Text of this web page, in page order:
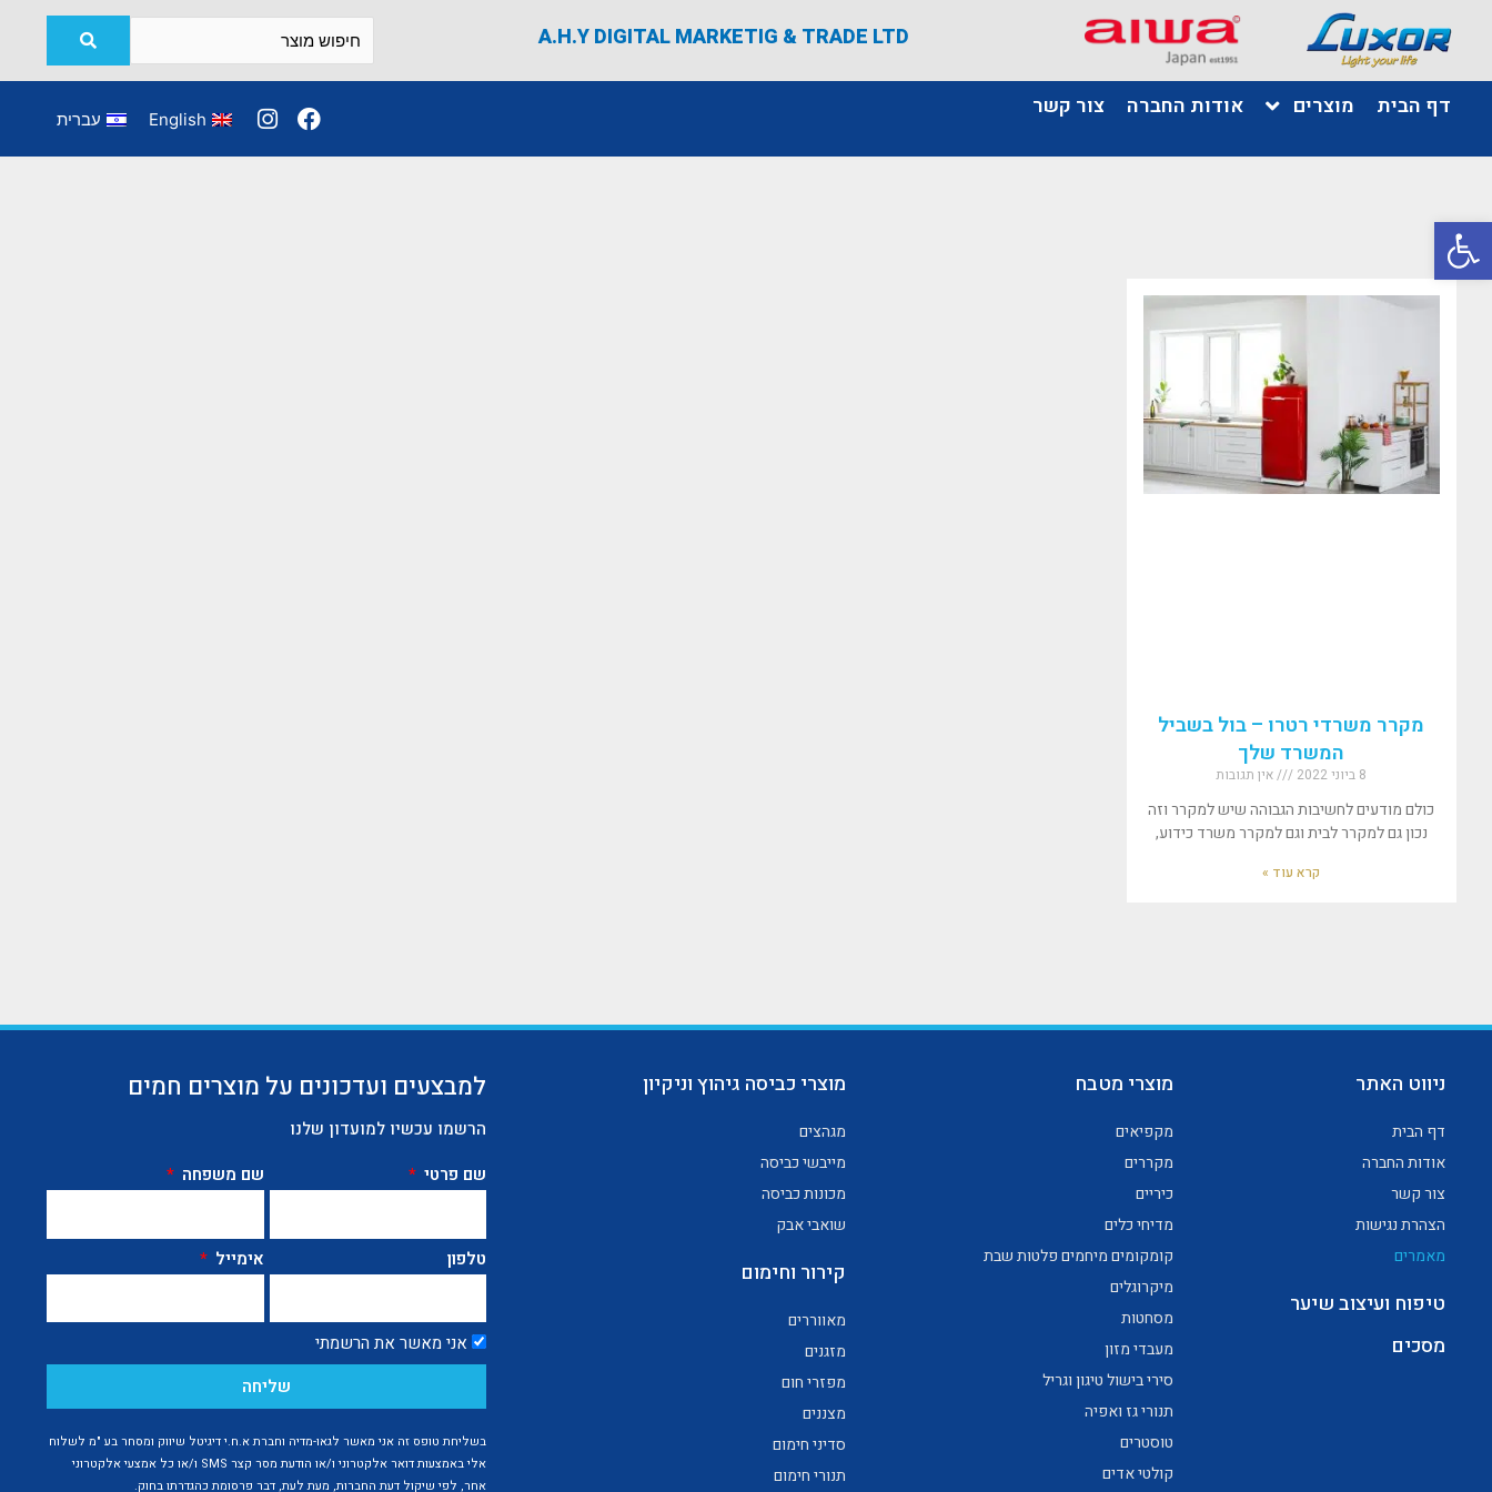
A.H.Y DIGITAL MARKETIG & TRADE LTD
דף הבית מוצרים אודות החברה צור קשר English עברית
מקרר משרדי רטרו – בול בשביל
המשרד שלך
8 ביוני 2022 אין תגובות
כולם מודעים לחשיבות הגבוהה שיש למקרר וזה
נכון גם למקרר לבית וגם למקרר משרד כידוע,
קרא עוד »
ניווט האתר
דף הבית
אודות החברה
צור קשר
הצהרת נגישות
מאמרים
טיפוח ועיצוב שיער
מסכים
מוצרי מטבח
מקפיאים
מקררים
כיריים
מדיחי כלים
קומקומים מיחמים פלטות שבת
מיקרוגלים
מסחטות
מעבדי מזון
סירי בישול טיגון וגריל
תנורי גז ואפיה
טוסטרים
קולטי אדים
מוצרי כביסה גיהוץ וניקיון
מגהצים
מייבשי כביסה
מכונות כביסה
שואבי אבק
קירור וחימום
מאווררים
מזגנים
מפזרי חום
מצננים
סדיני חימום
תנורי חימום
למבצעים ועדכונים על מוצרים חמים
הרשמו עכשיו למועדון שלנו
שם פרטי
שם משפחה
טלפון אימייל
אני מאשר את הרשמתי
שליחה
בשליחת טופס זה אני מאשר לגאו-מדיה וחברת א.ח.י דיגיטל שיווק ומסחר בע "מ לשלוח
אלי באמצעות דואר אלקטרוני ו/או הודעת מסר קצר SMS ו/או כל אמצעי אלקטרוני
אחר, לפי שיקול דעת החברות, מעת לעת, דבר פרסומת כהגדרתו בחוק.
פתח סרגל נגישות